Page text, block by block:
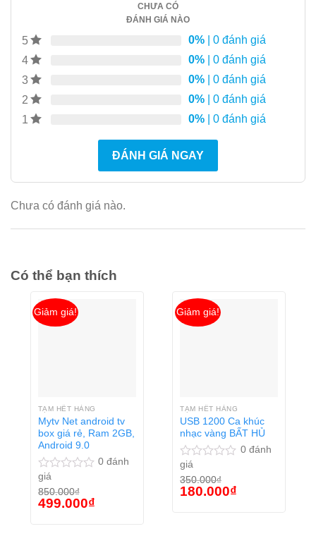
CHƯA CÓ
ĐÁNH GIÁ NÀO
5 0% | 0 đánh giá
4
0% | 0 đánh giá
3
0% | 0 đánh giá
2
0% | 0 đánh giá
1
0% | 0 đánh giá
ĐÁNH GIÁ NGAY
Chưa có đánh giá nào.
Có thể bạn thích
Giảm giá!
TẠM HẾT HÀNG
Mytv Net android tv
box giá rẻ, Ram 2GB,
Android 9.0
Được
xếp
hạng
0 đánh
giá
850.000₫
Giá
gốc
499.000₫Giá
hiện
Giảm giá!
TẠM HẾT HÀNG
USB 1200 Ca khúc
nhạc vàng BẤT HỦ
Được
xếp
hạng
0đánh
giá
350.000₫
Giá
gốc
180.000₫